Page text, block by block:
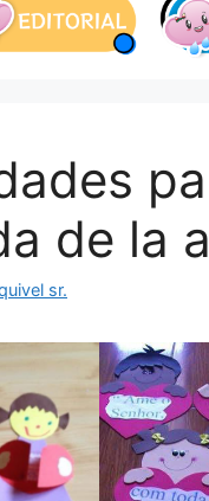
de la
sr.